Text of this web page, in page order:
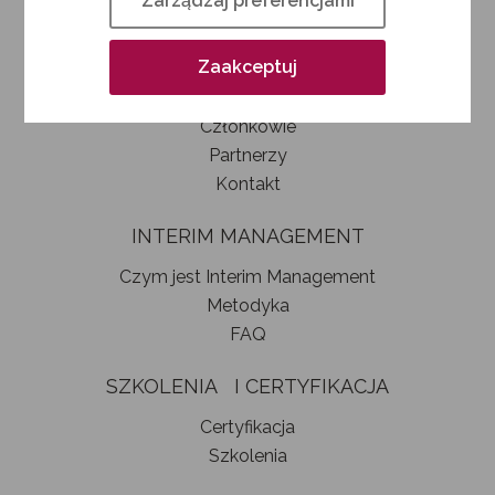
Kim jesteśmy
Jak zostać członkiem SIM
Statut stowarzyszenia
Władze
Członkowie
Partnerzy
Kontakt
INTERIM MANAGEMENT
Czym jest Interim Management
Metodyka
FAQ
SZKOLENIA I CERTYFIKACJA
Certyfikacja
Szkolenia
Zaakceptuj